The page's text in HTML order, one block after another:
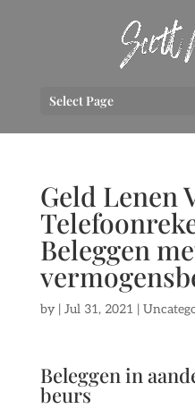
Select Page
Geld Lenen
Beleggen
by | Jul 31, 2021 |
Beleggen in
beurs